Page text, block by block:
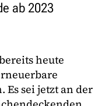
ab 2023
heute
sei jetzt an der